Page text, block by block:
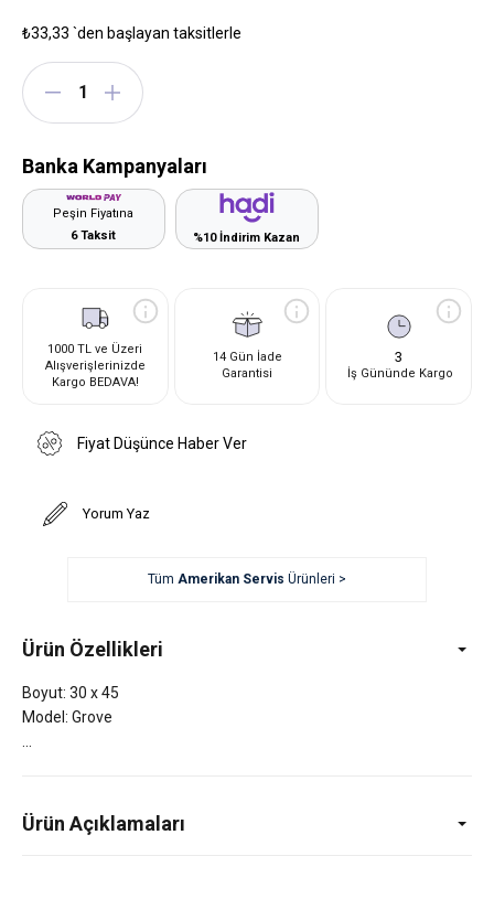
₺33,33 `den başlayan taksitlerle
Banka Kampanyaları
Peşin Fiyatına
6 Taksit
%10 İndirim Kazan
1000 TL ve Üzeri
Alışverişlerinizde
Kargo BEDAVA!
14 Gün İade
Garantisi
3
İş Gününde Kargo
Fiyat Düşünce Haber Ver
Yorum Yaz
Tüm Amerikan Servis Ürünleri >
Ürün Özellikleri
Boyut: 30 x 45
Model: Grove
Ürün Açıklamaları